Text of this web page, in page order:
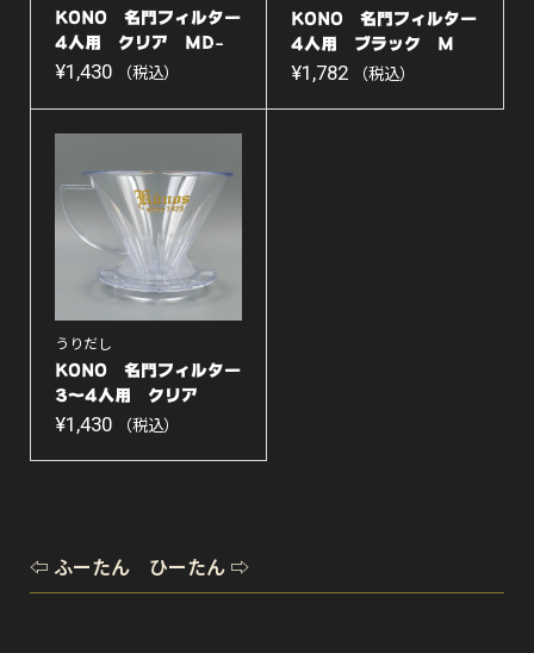
ッ
ク】
個
KONO 名門フィルター
4人用 クリア MD-
4...
¥1,430 （税込）
KONO 名門フィルター
4人用 ブラック M
D...
¥1,782 （税込）
うりだし
KONO 名門フィルター
3〜4人用 クリア
M...
¥1,430 （税込）
⇦ ふーたん ひーたん ⇨